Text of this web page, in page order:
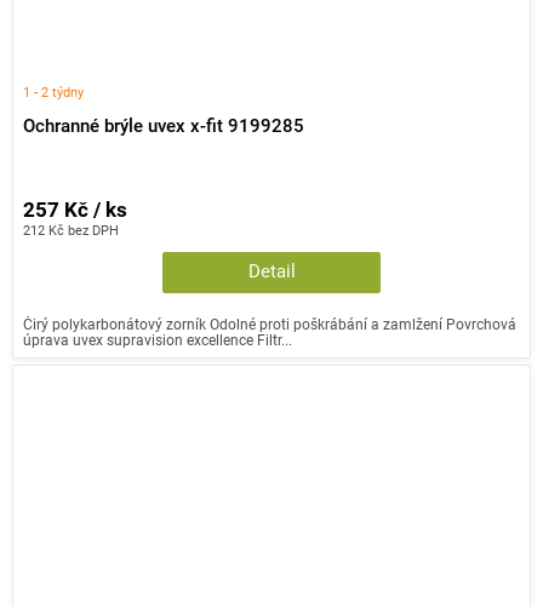
Ochranné brýle uvex x-fit 9199285
1 - 2 týdny
212 Kč bez DPH
257 Kč / ks
Detail
Čirý polykarbonátový zorník Odolné proti poškrábání a zamlžení Povrchová
úprava uvex supravision excellence Filtr...